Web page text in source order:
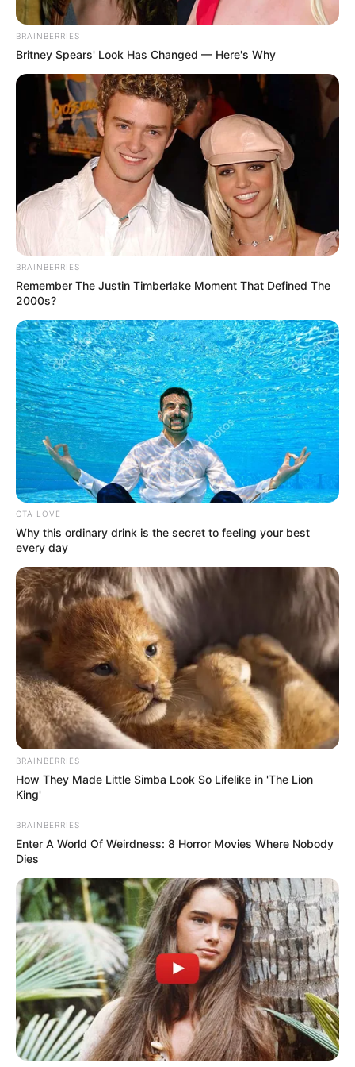
Posted
in
Friss hírek
Vályi Isván felmosta a padlót
Németh Balázzsal, ilyet még
nem láttunk!
by Szerző • June 10, 2026
BRAINBERRIES
Britney Spears' Look Has Changed — Here's Why
BRAINBERRIES
Remember The Justin Timberlake Moment That Defined The
2000s?
CTA LOVE
Why this ordinary drink is the secret to feeling your best
every day
BRAINBERRIES
How They Made Little Simba Look So Lifelike in 'The Lion
King'
BRAINBERRIES
Enter A World Of Weirdness: 8 Horror Movies Where Nobody
Dies